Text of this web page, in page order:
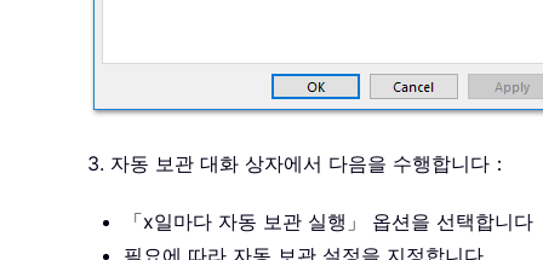
3. 자동 보관 대화 상자에서 다음을 수행합니다：
「x일마다 자동 보관 실행」 옵션을 선택합니다